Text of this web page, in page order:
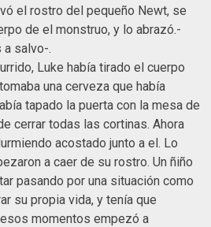
el rostro del pequeño Newt, se
de el monstruo, y lo abrazó.-
a salvo-.
Luke había tirado el cuerpo
una cerveza que había
tapado la puerta con la mesa de
cerrar todas las cortinas. Ahora
acostado junto a el. Lo
a caer de su rostro. Un ñiño
pasando por una situación como
su propia vida, y tenía que
momentos empezó a